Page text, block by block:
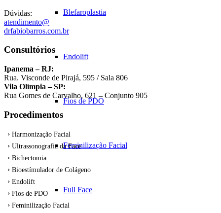
Blefaroplastia
Endolift
Fios de PDO
Feminilização Facial
Full Face
Dúvidas:
atendimento@
drfabiobarros.com.br
Consultórios
Ipanema – RJ:
Rua. Visconde de Pirajá, 595 / Sala 806
Vila Olímpia – SP:
Rua Gomes de Carvalho, 621 – Conjunto 905
Procedimentos
Harmonização Facial
Ultrassonografia da Face
Bichectomia
Bioestímulador de Colágeno
Endolift
Fios de PDO
Feminilização Facial